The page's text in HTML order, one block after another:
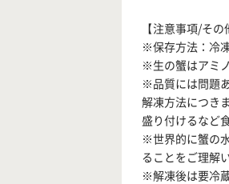
【注意事項/その
※保存方法：冷
※生の蟹はアミ
※品質には問題
解凍方法につき
盛り付けるなど
※世界的に蟹の
ることをご理解
※解凍後は要冷